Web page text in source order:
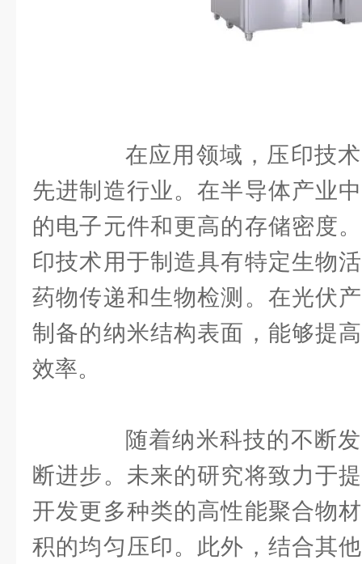
在应用领域，压印技术
先进制造行业。在半导体产业
的电子元件和更高的存储密度
印技术用于制造具有特定生物
药物传递和生物检测。在光伏
制备的纳米结构表面，能够提
效率。
随着纳米科技的不断发
断进步。未来的研究将致力于
开发更多种类的高性能聚合物
积的均匀压印。此外，结合其